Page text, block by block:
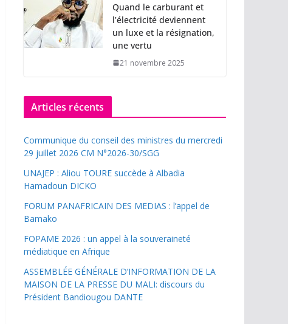
Quand le carburant et
l’électricité deviennent
un luxe et la résignation,
une vertu
21 novembre 2025
Articles récents
Communique du conseil des ministres du mercredi
29 juillet 2026 CM N°2026-30/SGG
UNAJEP : Aliou TOURE succède à Albadia
Hamadoun DICKO
FORUM PANAFRICAIN DES MEDIAS : l’appel de
Bamako
FOPAME 2026 : un appel à la souveraineté
médiatique en Afrique
ASSEMBLÉE GÉNÉRALE D’INFORMATION DE LA
MAISON DE LA PRESSE DU MALI: discours du
Président Bandiougou DANTE